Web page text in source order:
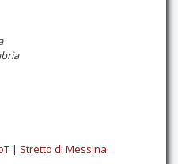
| Stretto di Messina